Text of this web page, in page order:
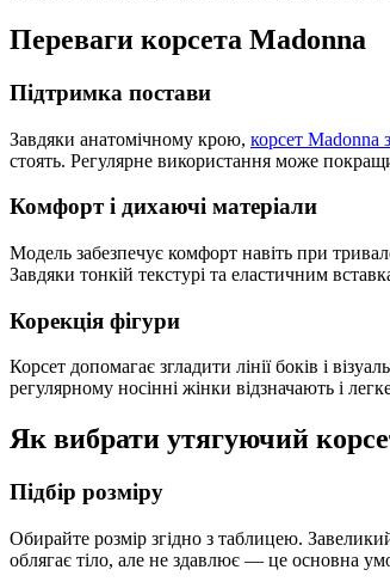
Переваги корсета Madonna
Підтримка постави
Завдяки анатомічному крою, корсет Madonna
стоять. Регулярне використання може
Комфорт і дихаючі матеріали
Модель забезпечує комфорт навіть при
Завдяки тонкій текстурі та еластичним
Корекція фігури
Корсет допомагає згладити лінії боків і
регулярному носінні жінки відзначають і
Як вибрати утягуючий
Підбір розміру
Обирайте розмір згідно з таблицею.
облягає тіло, але не здавлює — це основна